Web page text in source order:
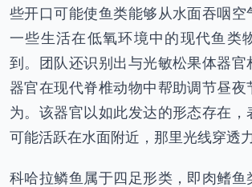
些开口可能使鱼类能够从水面吞咽空
一些生活在低氧环境中的现代鱼类
到。团队还识别出与光敏松果体器官
器官在现代脊椎动物中帮助调节昼夜
为。该器官以如此发达的形态存在，
可能活跃在水面附近，那里光线穿透力
科哈拉鳞鱼属于四足形类，即肉鳍鱼